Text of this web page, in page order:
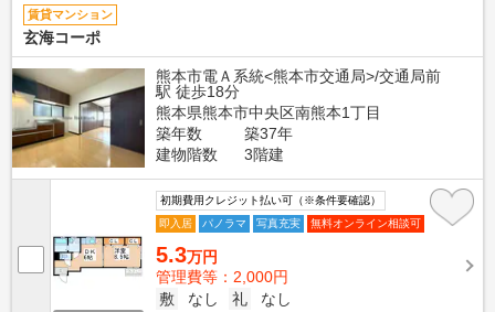
賃貸マンション
玄海コーポ
熊本市電Ａ系統<熊本市交通局>/交通局前
駅 徒歩18分
熊本県熊本市中央区南熊本1丁目
築年数
築37年
建物階数
3階建
初期費用クレジット払い可（※条件要確認）
即入居
パノラマ 写真充実 無料オンライン相談可
5.3万円
管理費等：2,000円
敷
なし 礼 なし